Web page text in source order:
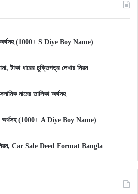
অর্থসহ (1000+ S Diye Boy Name)
টাকা ধারের চুক্তিপত্র লেখার নিয়ম
নামের তালিকা অর্থসহ
অর্থসহ (1000+ A Diye Boy Name)
নিয়ম, Car Sale Deed Format Bangla